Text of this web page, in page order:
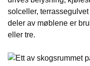
solceller,
deler av møblene er
eller tre.